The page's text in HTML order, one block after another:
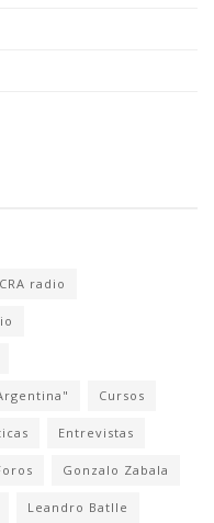
radio
Cursos
Entrevistas
Gonzalo Zabala
Leandro Batlle